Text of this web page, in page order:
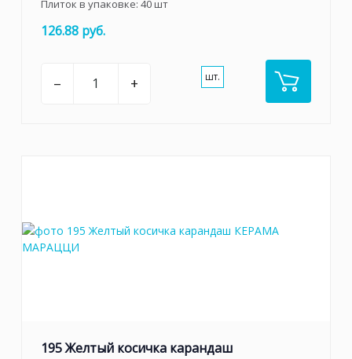
Плиток в упаковке: 40шт
126.88 руб.
– + шт.
195 Желтый косичка карандаш